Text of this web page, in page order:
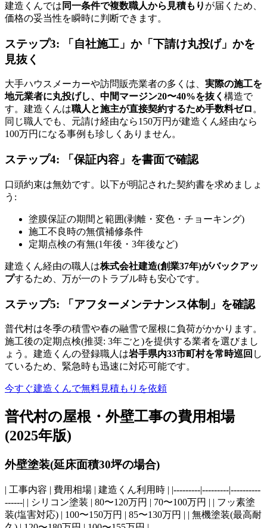
建造くんでは 同一条件で複数職人から見積もり が届くため、
価格の妥当性を瞬時に判断できます。
ステップ3: 「自社施工」か「下請け丸投げ」かを
見抜く
大手ハウスメーカーや訪問販売業者の多くは、 実際の施工を
地元業者に丸投げし、中間マージン20〜40%を抜く 構造で
す。建造くんは職人と施主が直接契約するため手数料ゼロ。
同じ職人でも、元請け経由なら150万円が建造くん経由なら
100万円になる事例も珍しくありません。
ステップ4: 「保証内容」を書面で確認
口頭約束は無効です。以下が明記された契約書を求めましょ
う:
塗膜保証の期間と範囲(剥離・変色・チョーキング)
施工不良時の無償補修条件
定期点検の有無(1年後・3年後など)
建造くん経由の職人は株式会社建造(創業37年)がバックアッ
プするため、万が一のトラブル時も安心です。
ステップ5: 「アフターメンテナンス体制」を確認
普代村は冬季の積雪や春の融雪で屋根に負荷がかかります。
施工後の定期点検(推奨: 3年ごと)を提供する業者を選びまし
ょう。建造くんの登録職人は岩手県内33市町村を常時巡回 し
ているため、緊急時も迅速に対応可能です。
今すぐ建造くんで無料見積もりを依頼
普代村の屋根・外壁工事の費用相場
(2025年版)
外壁塗装(延床面積30坪の場合)
| 工事内容 | 費用相場 | 建造くん利用時 | |---------|---------|----------
------| | シリコン塗装 | 80〜120万円 | 70〜100万円 | | フッ素塗
装(塩害対応) | 100〜150万円 | 85〜130万円 | | 無機塗装(最高耐